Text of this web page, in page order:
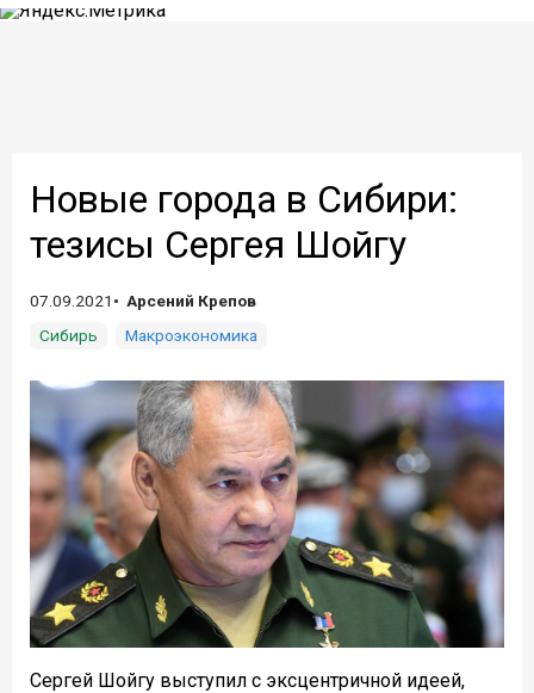
Новые города в Сибири:
тезисы Сергея Шойгу
07.09.2021
Арсений Крепов
Сибирь
Макроэкономика
Сергей Шойгу выступил с эксцентричной идеей,